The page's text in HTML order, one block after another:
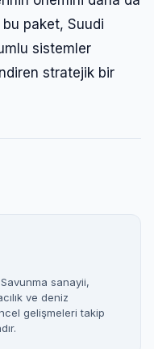
bu paket, Suudi
sistemler
stratejik bir
sanayii,
ve deniz
gelişmeleri takip